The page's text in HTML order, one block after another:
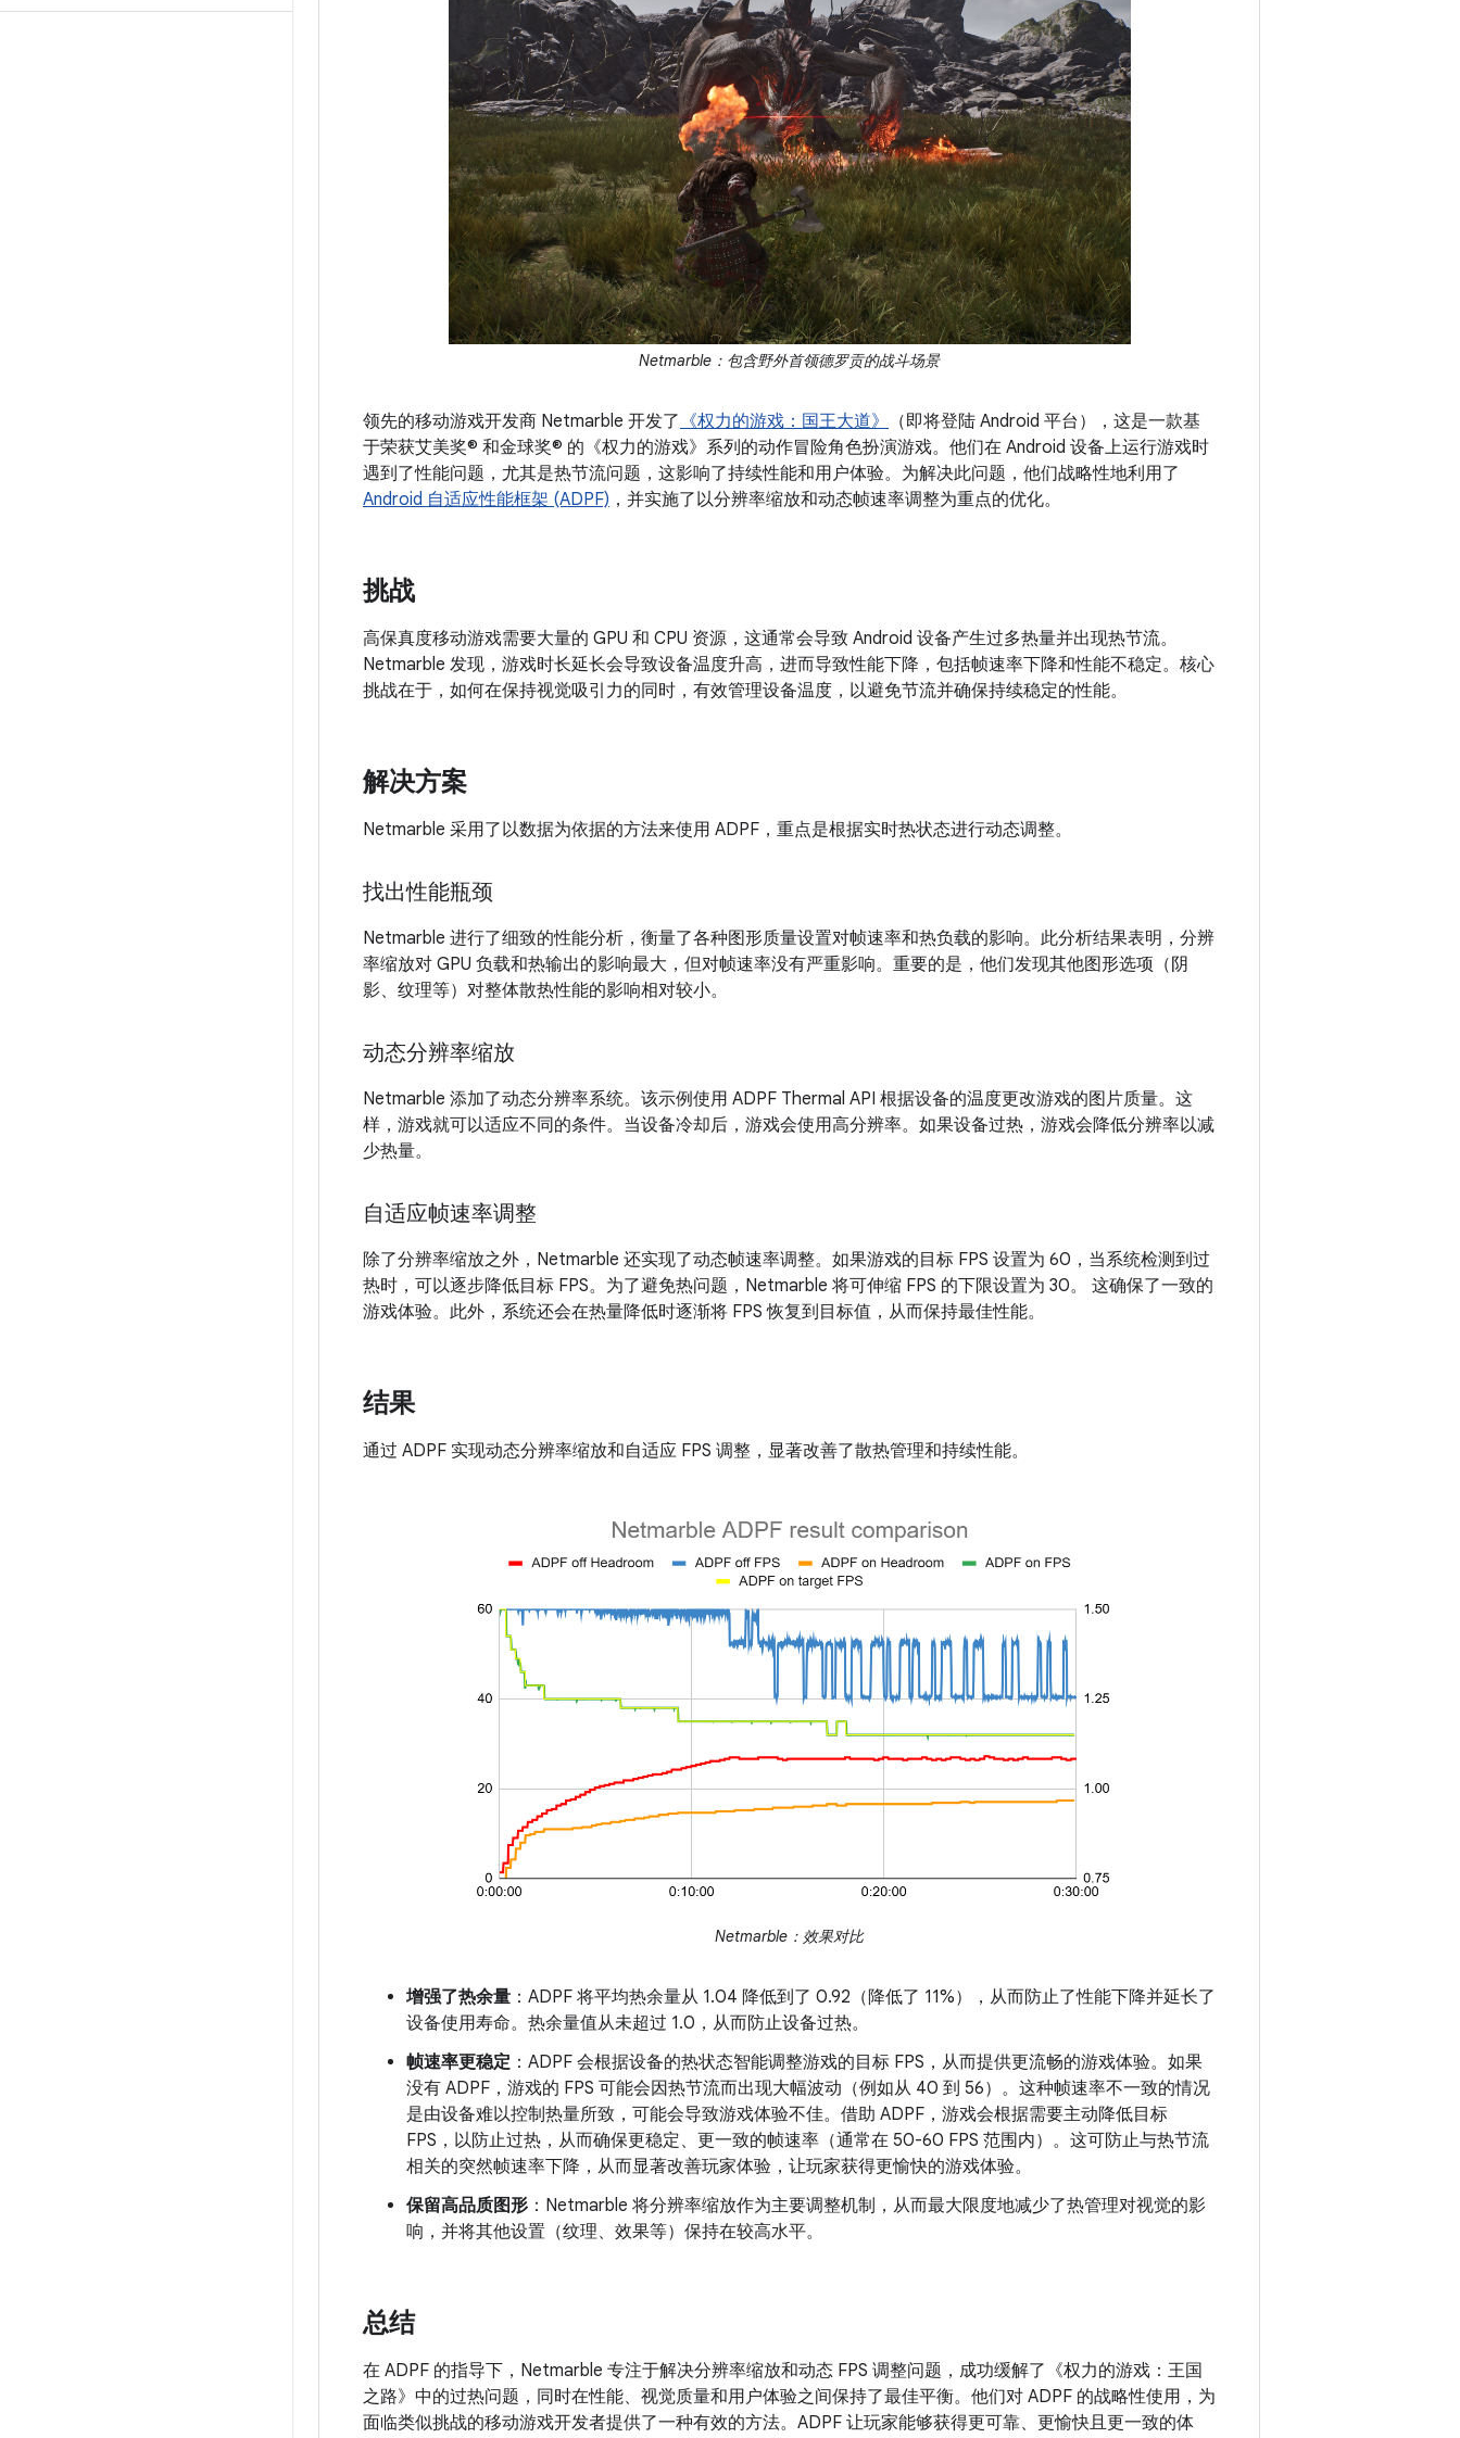
Netmarble：包含野外首领德罗贡的战斗场景
领先的移动游戏开发商 Netmarble 开发了 《权力的游戏：国王大道》
（即将登陆 Android 平台），这是一款基
于荣获艾美奖® 和金球奖® 的《权力的游戏》系列的动作冒险角色扮演游戏。他们在 Android 设备上运行游戏时
遇到了性能问题，尤其是热节流问题，这影响了持续性能和用户体验。为解决此问题，他们战略性地利用了
Android 自适应性能框架 (ADPF) ，并实施了以分辨率缩放和动态帧速率调整为重点的优化。
挑战
高保真度移动游戏需要大量的 GPU 和 CPU 资源，这通常会导致 Android 设备产生过多热量并出现热节流。
Netmarble 发现，游戏时长延长会导致设备温度升高，进而导致性能下降，包括帧速率下降和性能不稳定。核心
挑战在于，如何在保持视觉吸引力的同时，有效管理设备温度，以避免节流并确保持续稳定的性能。
解决方案
Netmarble 采用了以数据为依据的方法来使用 ADPF，重点是根据实时热状态进行动态调整。
找出性能瓶颈
Netmarble 进行了细致的性能分析，衡量了各种图形质量设置对帧速率和热负载的影响。此分析结果表明，分辨
率缩放对 GPU 负载和热输出的影响最大，但对帧速率没有严重影响。重要的是，他们发现其他图形选项（阴
影、纹理等）对整体散热性能的影响相对较小。
动态分辨率缩放
Netmarble 添加了动态分辨率系统。该示例使用 ADPF Thermal API 根据设备的温度更改游戏的图片质量。这
样，游戏就可以适应不同的条件。当设备冷却后，游戏会使用高分辨率。如果设备过热，游戏会降低分辨率以减
少热量。
自适应帧速率调整
除了分辨率缩放之外，Netmarble 还实现了动态帧速率调整。如果游戏的目标 FPS 设置为 60，当系统检测到过
热时，可以逐步降低目标 FPS。为了避免热问题，Netmarble 将可伸缩 FPS 的下限设置为 30。 这确保了一致的
游戏体验。此外，系统还会在热量降低时逐渐将 FPS 恢复到目标值，从而保持最佳性能。
结果
通过 ADPF 实现动态分辨率缩放和自适应 FPS 调整，显著改善了散热管理和持续性能。
Netmarble：效果对比
增强了热余量 ：ADPF 将平均热余量从 1.04 降低到了 0.92（降低了 11%），从而防止了性能下降并延长了
设备使用寿命。热余量值从未超过 1.0，从而防止设备过热。
帧速率更稳定 ：ADPF 会根据设备的热状态智能调整游戏的目标 FPS，从而提供更流畅的游戏体验。如果
没有 ADPF，游戏的 FPS 可能会因热节流而出现大幅波动（例如从 40 到 56）。这种帧速率不一致的情况
是由设备难以控制热量所致，可能会导致游戏体验不佳。借助 ADPF，游戏会根据需要主动降低目标
FPS，以防止过热，从而确保更稳定、更一致的帧速率（通常在 50-60 FPS 范围内）。这可防止与热节流
相关的突然帧速率下降，从而显著改善玩家体验，让玩家获得更愉快的游戏体验。
保留高品质图形 ：Netmarble 将分辨率缩放作为主要调整机制，从而最大限度地减少了热管理对视觉的影
响，并将其他设置（纹理、效果等）保持在较高水平。
总结
在 ADPF 的指导下，Netmarble 专注于解决分辨率缩放和动态 FPS 调整问题，成功缓解了《权力的游戏：王国
之路》中的过热问题，同时在性能、视觉质量和用户体验之间保持了最佳平衡。他们对 ADPF 的战略性使用，为
面临类似挑战的移动游戏开发者提供了一种有效的方法。ADPF 让玩家能够获得更可靠、更愉快且更一致的体